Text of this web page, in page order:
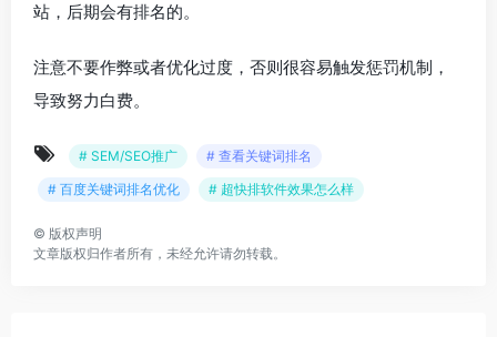
站，后期会有排名的。
注意不要作弊或者优化过度，否则很容易触发惩罚机制，
导致努力白费。
# SEM/SEO推广
# 查看关键词排名
# 百度关键词排名优化
# 超快排软件效果怎么样
© 版权声明
文章版权归作者所有，未经允许请勿转载。